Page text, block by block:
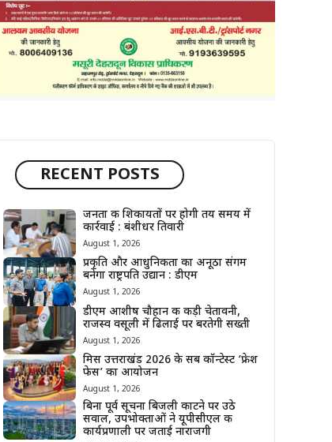
RECENT POSTS
जनता की शिकायतों पर होगी तय समय में
कार्रवाई : बंशीधर तिवारी
August 1, 2026
प्रकृति और आधुनिकता का अनूठा संगम
बनेगा राष्ट्रपति उद्यान : डीएम
August 1, 2026
डीएम आशीष चौहान की कड़ी चेतावनी,
राजस्व वसूली में ढिलाई पर बरतेगी सख्ती
August 1, 2026
मिस उत्तराखंड 2026 के सब कॉन्टेस्ट ‘फ्रेश
फेस’ का आयोजन
August 1, 2026
बिना पूर्व सूचना बिजली काटने पर उठे
सवाल, उपभोक्ताओं ने यूपीसीएल की
कार्यप्रणाली पर जताई नाराजगी